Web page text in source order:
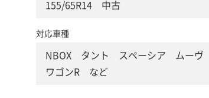
155/65R14 中古
対応車種
NBOX タント スペーシア ムーヴ
ワゴンR など